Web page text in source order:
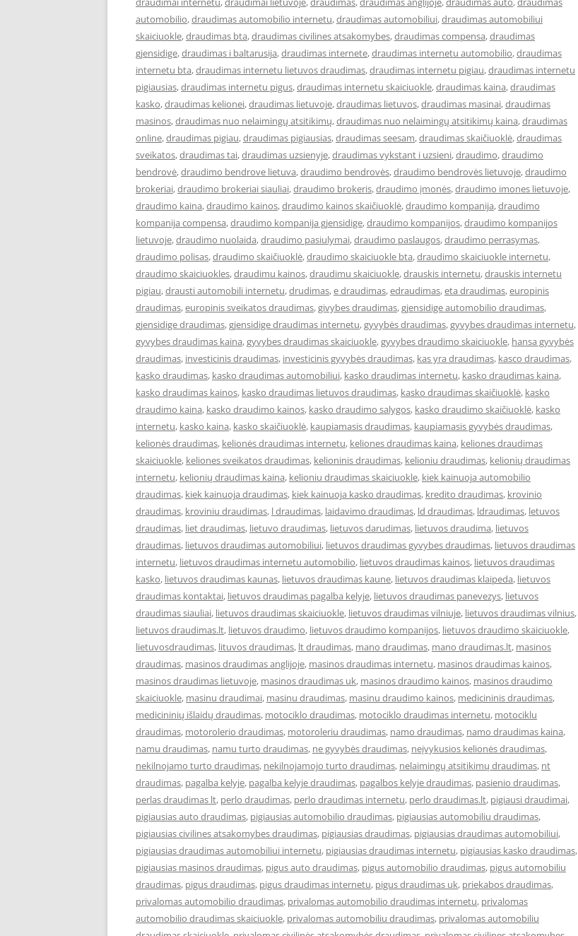
automobilio,draudimas automobilio internetu,draudimas automobiliui,draudimas automobiliui
skaiciuokle,draudimas bta,draudimas civilines atsakomybes,draudimas compensa,draudimas
gjensidige,draudimas i baltarusija,draudimas internete,draudimas internetu automobilio,draudimas
internetu bta,draudimas internetu lietuvos draudimas,draudimas internetu pigiau,draudimas internetu
pigiausias,draudimas internetu pigus,draudimas internetu skaiciuokle,draudimas kaina,draudimas
kasko,draudimas kelionei,draudimas lietuvoje,draudimas lietuvos,draudimas masinai,draudimas
masinos,draudimas nuo nelaimingų atsitikimų,draudimas nuo nelaimingų atsitikimų kaina,draudimas
online,draudimas pigiau,draudimas pigiausias,draudimas seesam,draudimas skaičiuoklė,draudimas
sveikatos,draudimas tai,draudimas uzsienyje,draudimas vykstant i uzsieni,draudimo,draudimo
bendrovė,draudimo bendrove lietuva,draudimo bendrovės,draudimo bendrovės lietuvoje,draudimo
brokeriai,draudimo brokeriai siauliai,draudimo brokeris,draudimo įmonės,draudimo imones lietuvoje,
draudimo kaina,draudimo kainos,draudimo kainos skaičiuoklė,draudimo kompanija,draudimo
kompanija compensa,draudimo kompanija gjensidige,draudimo kompanijos,draudimo kompanijos
lietuvoje,draudimo nuolaida,draudimo pasiulymai,draudimo paslaugos,draudimo perrasymas,
draudimo polisas,draudimo skaičiuoklė,draudimo skaiciuokle bta,draudimo skaiciuokle internetu,
draudimo skaiciuokles,draudimu kainos,draudimu skaiciuokle,drauskis internetu,drauskis internetu
pigiau,drausti automobili internetu,drudimas,e draudimas,edraudimas,eta draudimas,europinis
draudimas,europinis sveikatos draudimas,givybes draudimas,gjensidige automobilio draudimas,
gjensidige draudimas,gjensidige draudimas internetu,gyvybės draudimas,gyvybes draudimas internetu,
gyvybes draudimas kaina,gyvybes draudimas skaiciuokle,gyvybes draudimo skaiciuokle, hansa gyvybės
draudimas, investicinis draudimas, investicinis gyvybės draudimas, kas yra draudimas, kasco draudimas,
kasko draudimas, kasko draudimas automobiliui, kasko draudimas internetu, kasko draudimas kaina,
kasko draudimas kainos, kasko draudimas lietuvos draudimas, kasko draudimas skaičiuoklė, kasko
draudimo kaina, kasko draudimo kainos, kasko draudimo salygos, kasko draudimo skaičiuoklė, kasko
internetu, kasko kaina, kasko skaičiuoklė, kaupiamasis draudimas, kaupiamasis gyvybės draudimas,
kelionės draudimas, kelionės draudimas internetu, keliones draudimas kaina, keliones draudimas
skaiciuokle, keliones sveikatos draudimas, kelioninis draudimas, kelioniu draudimas, kelionių draudimas
internetu, kelionių draudimas kaina, kelioniu draudimas skaiciuokle, kiek kainuoja automobilio
draudimas, kiek kainuoja draudimas, kiek kainuoja kasko draudimas, kredito draudimas, krovinio
draudimas, kroviniu draudimas, l draudimas, laidavimo draudimas, ld draudimas, ldraudimas, letuvos
draudimas, liet draudimas, lietuvo draudimas, lietuvos darudimas, lietuvos draudima, lietuvos
draudimas, lietuvos draudimas automobiliui, lietuvos draudimas gyvybes draudimas, lietuvos draudimas
internetu, lietuvos draudimas internetu automobilio, lietuvos draudimas kainos, lietuvos draudimas
kasko, lietuvos draudimas kaunas, lietuvos draudimas kaune, lietuvos draudimas klaipeda, lietuvos
draudimas kontaktai, lietuvos draudimas pagalba kelyje, lietuvos draudimas panevezys, lietuvos
draudimas siauliai, lietuvos draudimas skaiciuokle, lietuvos draudimas vilniuje, lietuvos draudimas vilnius,
lietuvos draudimas.lt, lietuvos draudimo, lietuvos draudimo kompanijos, lietuvos draudimo skaiciuokle,
lietuvosdraudimas, lituvos draudimas, lt draudimas, mano draudimas, mano draudimas.lt, masinos
draudimas, masinos draudimas anglijoje, masinos draudimas internetu, masinos draudimas kainos,
masinos draudimas lietuvoje, masinos draudimas uk, masinos draudimo kainos, masinos draudimo
skaiciuokle, masinu draudimai, masinu draudimas, masinu draudimo kainos, medicininis draudimas,
medicininių išlaidų draudimas, motociklo draudimas, motociklo draudimas internetu, motociklu
draudimas, motorolerio draudimas, motoroleriu draudimas, namo draudimas, namo draudimas kaina,
namu draudimas, namu turto draudimas, ne gyvybės draudimas, neįvykusios kelionės draudimas,
nekilnojamo turto draudimas, nekilnojamojo turto draudimas, nelaimingų atsitikimų draudimas, nt
draudimas, pagalba kelyje, pagalba kelyje draudimas, pagalbos kelyje draudimas, pasienio draudimas,
perlas draudimas lt, perlo draudimas, perlo draudimas internetu, perlo draudimas.lt, pigiausi draudimai,
pigiausias auto draudimas, pigiausias automobilio draudimas, pigiausias automobiliu draudimas,
pigiausias civilines atsakomybes draudimas, pigiausias draudimas, pigiausias draudimas automobiliui,
pigiausias draudimas automobiliui internetu, pigiausias draudimas internetu, pigiausias kasko draudimas,
pigiausias masinos draudimas, pigus auto draudimas, pigus automobilio draudimas, pigus automobiliu
draudimas, pigus draudimas, pigus draudimas internetu, pigus draudimas uk, priekabos draudimas,
privalomas automobilio draudimas, privalomas automobilio draudimas internetu, privalomas
automobilio draudimas skaiciuokle, privalomas automobiliu draudimas, privalomas automobiliu